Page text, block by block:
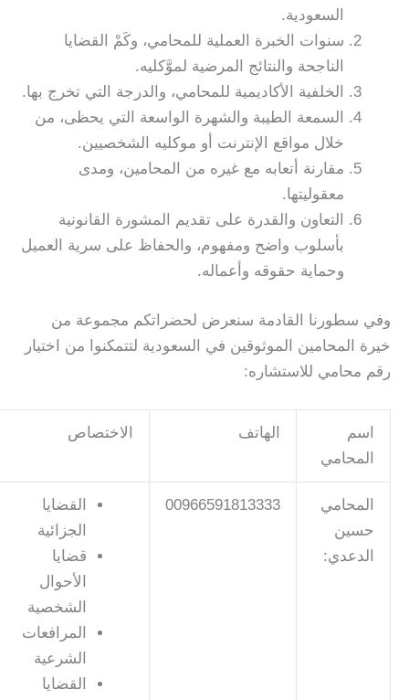
السعودية.
سنوات الخبرة العملية للمحامي، وكَمْ القضايا
الناجحة والنتائج المرضية لموَّكليه.
الخلفية الأكاديمية للمحامي، والدرجة التي تخرج بها.
السمعة الطيبة والشهرة الواسعة التي يحظى، من
خلال مواقع الإنترنت أو موكليه الشخصيين.
مقارنة أتعابه مع غيره من المحامين، ومدى
معقوليتها.
التعاون والقدرة على تقديم المشورة القانونية
بأسلوب واضح ومفهوم، والحفاظ على سرية العميل
وحماية حقوقه وأعماله.
وفي سطورنا القادمة سنعرض لحضراتكم مجموعة من
خيرة المحامين الموثوقين في السعودية لتتمكنوا من اختيار
رقم محامي للاستشاره:
اسم
المحامي
الهاتف الاختصاص
المحامي
حسين
الدعدي:
00966591813333
القضايا
الجزائية
قضايا
الأحوال
الشخصية
المرافعات
الشرعية
القضايا